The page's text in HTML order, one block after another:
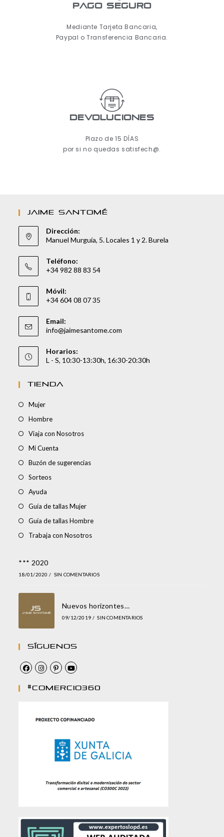
pago seguro
Mediante Tarjeta Bancaria,
Paypal o Transferencia Bancaria.
Devoluciones
Plazo de 15 DÍAS
por si no quedas satisfech@.
JAIME SANTOMÉ
Dirección:
Manuel Murguía, 5. Locales 1 y 2. Burela
Teléfono:
+34 982 88 83 54
Móvil:
+34 604 08 07 35
Email:
info@jaimesantome.com
Horarios:
L - S, 10:30-13:30h, 16:30-20:30h
TIENDA
Mujer
Hombre
Viaja con Nosotros
Mi Cuenta
Buzón de sugerencias
Sorteos
Ayuda
Guía de tallas Mujer
Guía de tallas Hombre
Trabaja con Nosotros
*** 2020
18/01/2020 / SIN COMENTARIOS
Nuevos horizontes…
09/12/2019 / SIN COMENTARIOS
Síguenos
#comercio360